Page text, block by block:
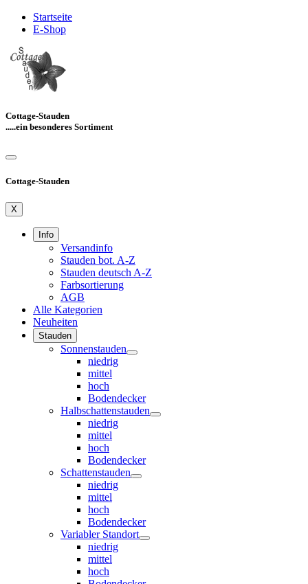
Startseite
E-Shop
Cottage-Stauden
.....ein besonderes Sortiment
Cottage-Stauden
X
Info
Versandinfo
Stauden bot. A-Z
Stauden deutsch A-Z
Farbsortierung
AGB
Alle Kategorien
Neuheiten
Stauden
Sonnenstauden
niedrig
mittel
hoch
Bodendecker
Halbschattenstauden
niedrig
mittel
hoch
Bodendecker
Schattenstauden
niedrig
mittel
hoch
Bodendecker
Variabler Standort
niedrig
mittel
hoch